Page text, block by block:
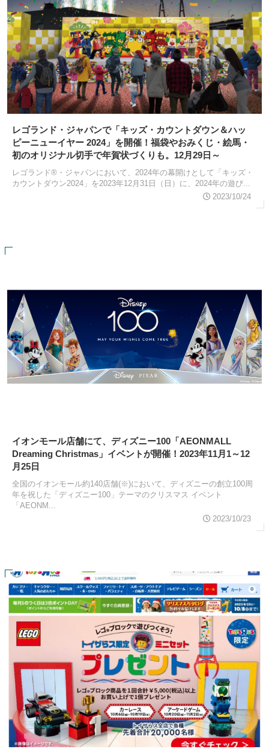
レゴランド・ジャパンで「キッズ・カウントダウン＆ハッ
ピーニューイヤー 2024」を開催！福袋やおみくじ・絵馬・
初のオリジナル切手で年賀状づくりも。12月29日～
レゴランド®・ジャパンにおいて、2024年の幕開けとして「キッズ・
カウントダウン2024」を2023年12月31日（日）に、2024年の遊び...
2023/10/24
イオンモール店舗にて、ディズニー100「AEONMALL
Dreaming Christmas」イベントが開催！2023年11月1～12
月25日
全国のイオンモール約140店舗(※)において、ディズニーの創立100周
年を祝した「ディズニー100」テーマのクリスマス イベント
「AEONM...
2023/10/23